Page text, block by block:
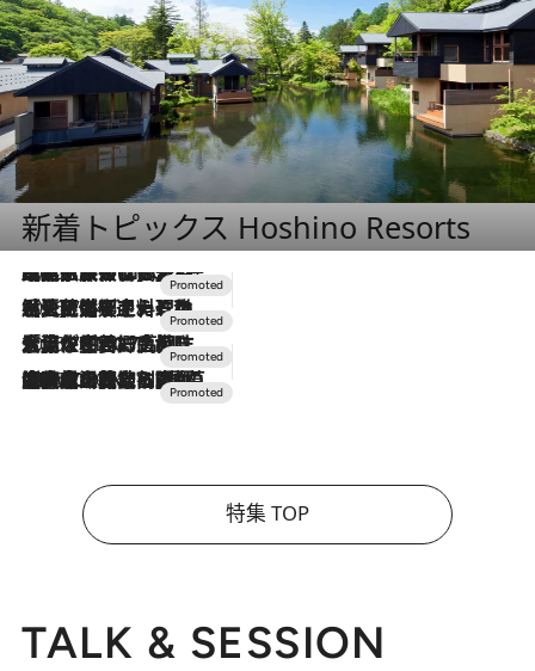
新着トピックス Hoshino Resorts
2026.7.31
【ホテル帰省】という選択肢をOMOが提案。家族とほどよい距離を保つには「昼は実家、夜は気兼ねなくホテルで！」
2026.7.24
【夏限定ディナーコース】旬を迎える稚鮎や花ズッキーニなどをイタリア・トスカーナの郷土料理の手法で満喫！
2026.7.17
「土佐和ハーブかき氷」がOMO7高知に登場！生姜、山椒、大葉など目にも舌にも涼を呼ぶ郷土の味
2026.7.10
NEW OPEN！【界 草津】名湯の地に誕生。趣の異なる2種の温泉と上州ならではの会席・蕎麦割烹など美食を味わう究極の癒やし旅
特集 TOP
TALK & SESSION